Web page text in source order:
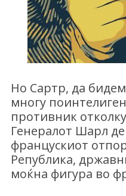
Но Сартр, да
многу
противник
Генералот Шарл де
францускиот
Република,
моќна фигура во